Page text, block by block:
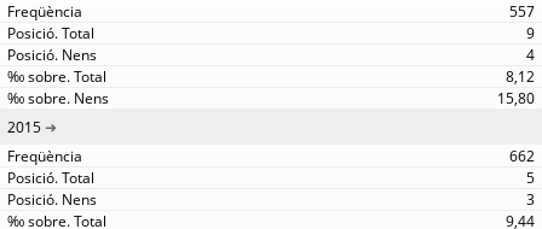
557
9
4
8,12
15,80
2015
662
5
3
9,44